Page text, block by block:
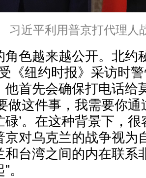
习近平利用普京打代理人
角色越来越公开。北约
《纽约时报》采访时
他首先会确保打电话给
做这件事，我需要你
’。在这种背景下，
京对乌克兰的战争视为
和台湾之间的内在联系
。